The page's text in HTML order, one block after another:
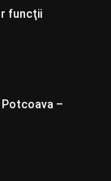
funcţii
–